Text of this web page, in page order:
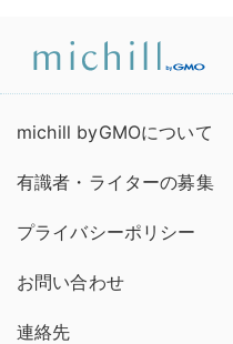
michill byGMOについて
有識者・ライターの募集
プライバシーポリシー
お問い合わせ
連絡先